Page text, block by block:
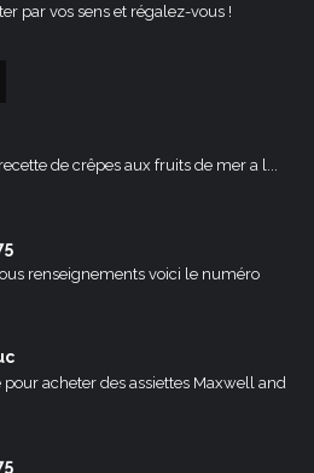
par vos sens et régalez-vous !
de crêpes aux fruits de mer a l...
renseignements voici le numéro
acheter des assiettes Maxwell and